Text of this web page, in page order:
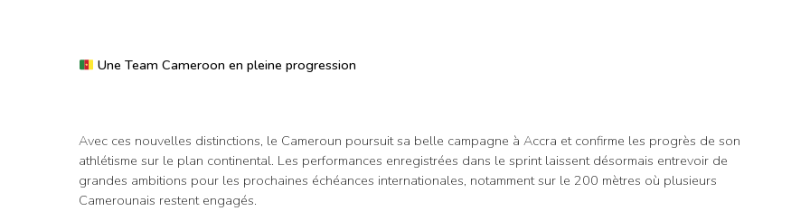
Une Team Cameroon en pleine progression
Avec ces nouvelles distinctions, le Cameroun poursuit sa belle campagne à Accra et confirme les progrès de son
athlétisme sur le plan continental. Les performances enregistrées dans le sprint laissent désormais entrevoir de
grandes ambitions pour les prochaines échéances internationales, notamment sur le 200 mètres où plusieurs
Camerounais restent engagés.